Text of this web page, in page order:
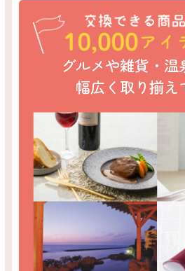
グルメや雑貨・
幅広く取り揃え